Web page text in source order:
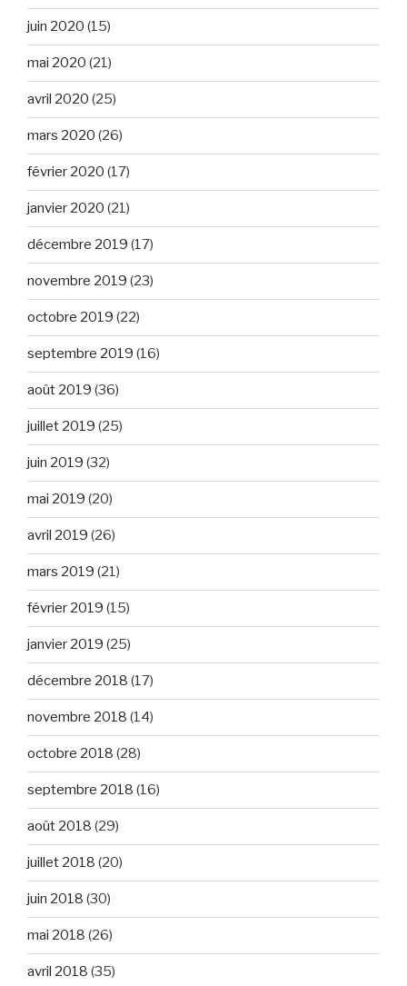
juin 2020 (15)
mai 2020 (21)
avril 2020 (25)
mars 2020 (26)
février 2020 (17)
janvier 2020 (21)
décembre 2019 (17)
novembre 2019 (23)
octobre 2019 (22)
septembre 2019 (16)
août 2019 (36)
juillet 2019 (25)
juin 2019 (32)
mai 2019 (20)
avril 2019 (26)
mars 2019 (21)
février 2019 (15)
janvier 2019 (25)
décembre 2018 (17)
novembre 2018 (14)
octobre 2018 (28)
septembre 2018 (16)
août 2018 (29)
juillet 2018 (20)
juin 2018 (30)
mai 2018 (26)
avril 2018 (35)